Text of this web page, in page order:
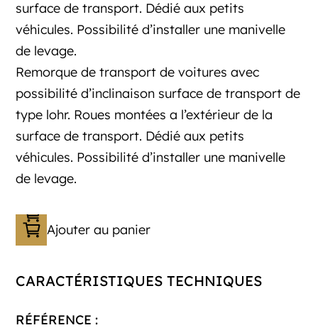
surface de transport. Dédié aux petits
véhicules. Possibilité d’installer une manivelle
de levage.
Remorque de transport de voitures avec
possibilité d’inclinaison surface de transport de
type lohr. Roues montées a l’extérieur de la
surface de transport. Dédié aux petits
véhicules. Possibilité d’installer une manivelle
de levage.
Ajouter au panier
CARACTÉRISTIQUES TECHNIQUES
RÉFÉRENCE :